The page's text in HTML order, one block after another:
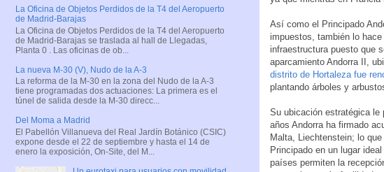
Así como el Principado
impuestos, también lo
infraestructura puesto que
aparcamiento Andorra II,
distrito de Hortaleza fue
plantando árboles y
Su ubicación estratégica
años Andorra ha firmado
Malta, Liechtenstein; lo
Principado en un lugar
países permiten la
La Oficina de Objetos Perdidos de la T4 del Aeropuerto
de Madrid-Barajas
La Oficina de Objetos Perdidos de la T4 del Aeropuerto
de Madrid-Barajas se traslada al hall de Llegadas,
Planta 0 . Las oficinas de ob...
La nueva M-30 (V), Nudo de la A-3
La reforma de la M-30 en la zona del Nudo de la A-3
tiene programadas dos actuaciones: La primera es el
túnel de salida desde la M-30 direcc...
Del Moma a Madrid
El Pabellón Villanueva del Real Jardín Botánico (CSIC)
expone desde el 22 de septiembre y hasta el 14 de
enero la exposición, On-Site, del M...